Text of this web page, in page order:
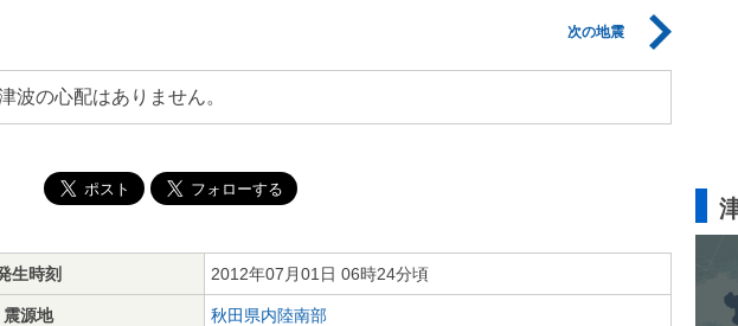
次の地震
波の心配はありません。
生時刻 2012年07月01日 06時24分頃
震源地 秋田県内陸南部